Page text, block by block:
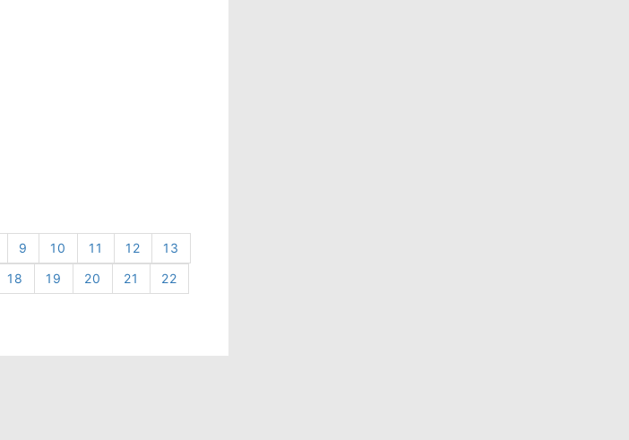
9 10 11 12
13
18 19 20 21
22